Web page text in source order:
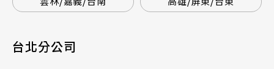
台北分公司
桃園分公司
總公司 / 竹苗分公司
台中分公司
台南分公司
高雄分公司